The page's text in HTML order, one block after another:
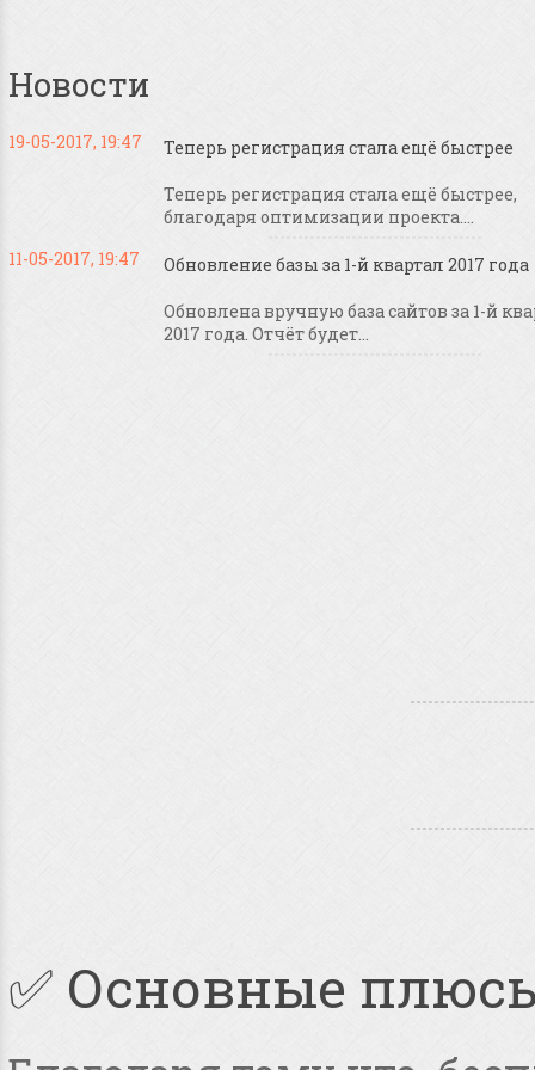
Новости
19-05-2017, 19:47 Теперь регистрация стала ещё быстрее
Теперь регистрация стала ещё быстрее,
благодаря оптимизации проекта....
11-05-2017, 19:47
Обновление базы за 1-й квартал 2017 года
Обновлена вручную база сайтов за 1-й
2017 года. Отчёт будет...
✅ Основные